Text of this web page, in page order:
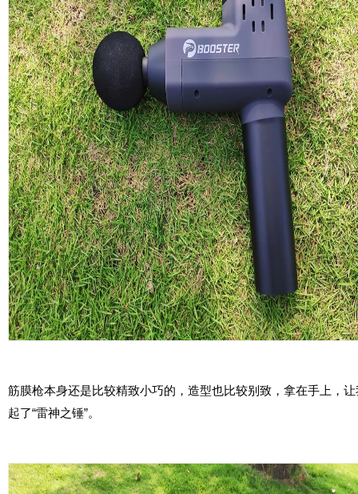
筋膜枪本身还是比较精致小巧的，造型也比较别致，拿在手上，
起了“雷神之锤”。